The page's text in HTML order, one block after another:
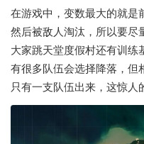
在游戏中，变数最大的就是
然后被敌人淘汰，所以要尽
大家跳天堂度假村还有训练
有很多队伍会选择降落，但
只有一支队伍出来，这惊人